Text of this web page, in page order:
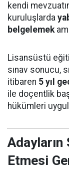
kendi
kuruluşlarda
belgelemek
Lisansüstü
sınav sonucu,
itibaren 5 yıl
ile doçentlik
hükümleri
Adayların
Etmesi